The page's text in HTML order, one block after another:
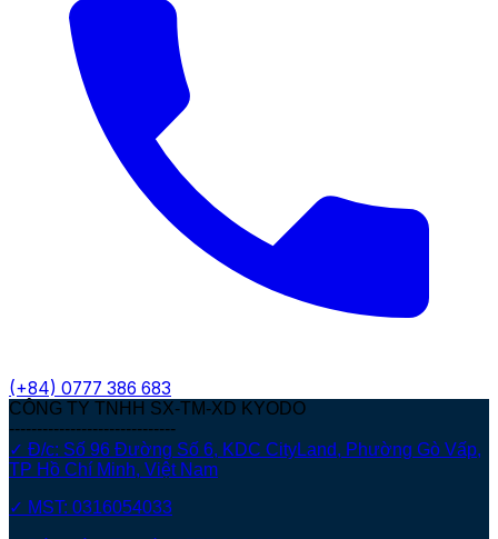
(+84) 0777 386 683
CÔNG TY TNHH SX-TM-XD KYODO
------------------------------
✓ Đ/c: Số 96 Đường Số 6, KDC CityLand, Phường Gò Vấp,
TP Hồ Chí Minh, Việt Nam
✓ MST: 0316054033